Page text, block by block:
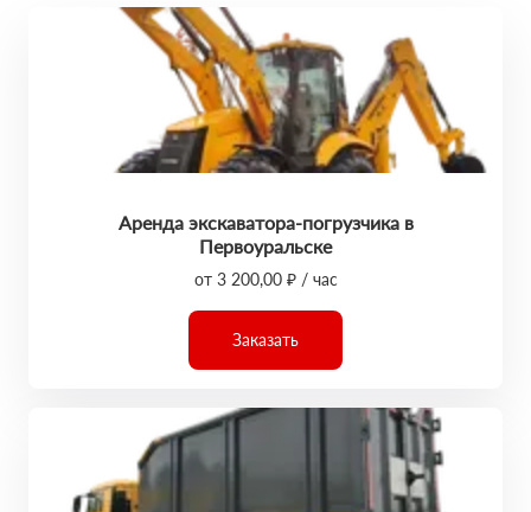
Аренда экскаватора-погрузчика в
Первоуральске
от 3 200,00 ₽ / час
Заказать